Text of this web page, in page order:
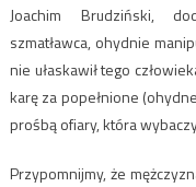
Joachim Brudziński,
szmatławca, ohydnie
nie ułaskawił tego
karę za popełnione
prośbą ofiary, która
Przypomnijmy, że